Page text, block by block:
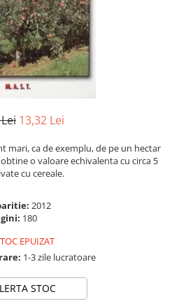
13,32 Lei
mari, ca de exemplu, de pe un hectar
o valoare echivalenta cu circa 5
cu cereale.
2012
180
EPUIZAT
1-3 zile lucratoare
STOC